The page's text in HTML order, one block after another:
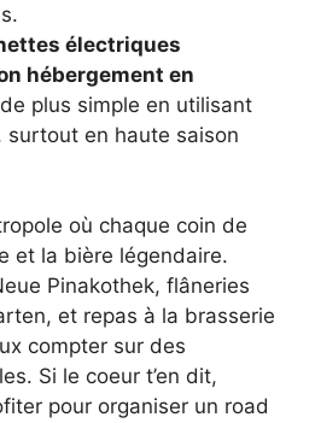
électriques
hébergement en
plus simple en utilisant
surtout en haute saison
où chaque coin de
et la bière légendaire.
Pinakothek, flâneries
et repas à la brasserie
compter sur des
Si le coeur t’en dit,
pour organiser un road